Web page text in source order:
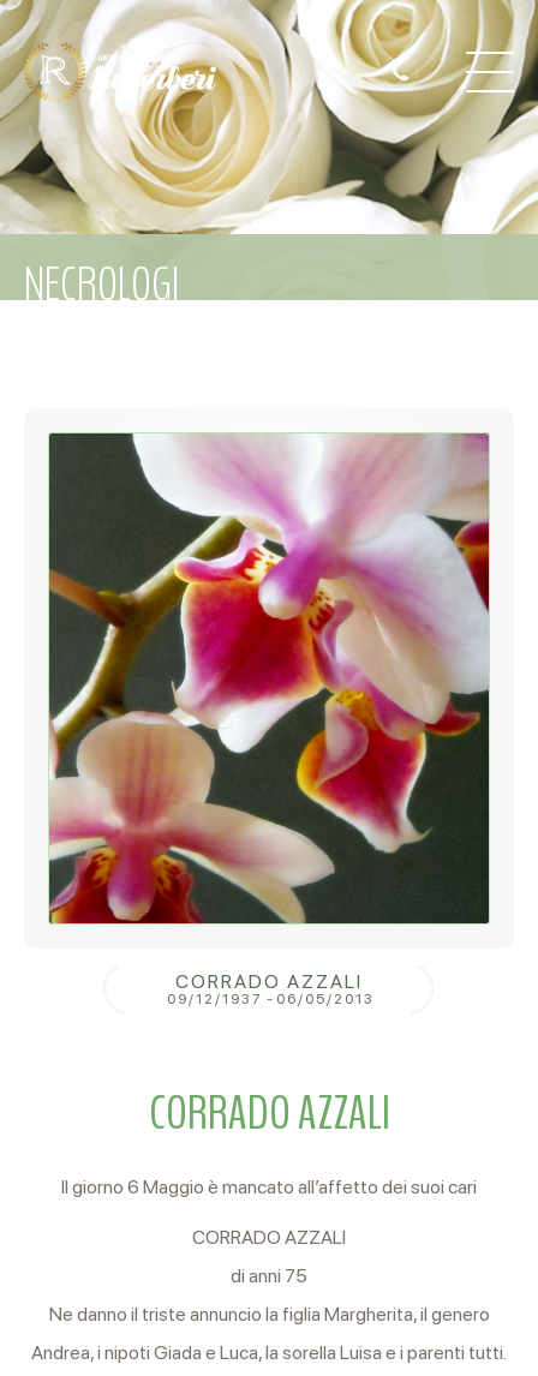
NECROLOGI
CORRADO AZZALI
09/12/1937 - 06/05/2013
CORRADO AZZALI
Il giorno 6 Maggio è mancato all’affetto dei suoi cari
CORRADO AZZALI
di anni 75
Ne danno il triste annuncio la figlia Margherita, il genero
Andrea, i nipoti Giada e Luca, la sorella Luisa e i parenti tutti.